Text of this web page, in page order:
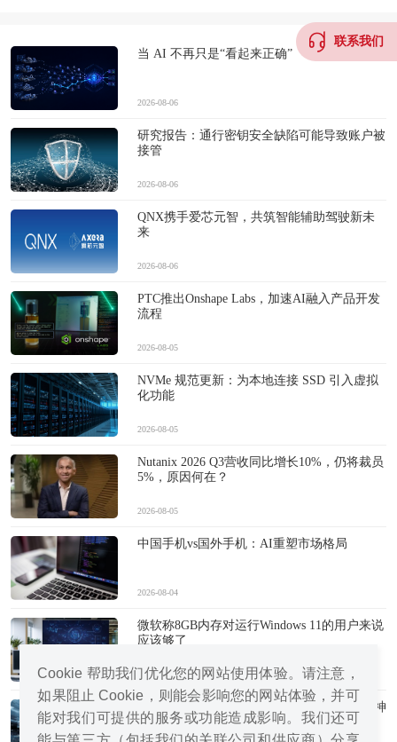
当 AI 不再只是“看起来正确”
2026-08-06
研究报告：通行密钥安全缺陷可能导致账户被
接管
2026-08-06
QNX携手爱芯元智，共筑智能辅助驾驶新未
来
2026-08-06
PTC推出Onshape Labs，加速AI融入产品开发
流程
2026-08-05
NVMe 规范更新：为本地连接 SSD 引入虚拟
化功能
2026-08-05
Nutanix 2026 Q3营收同比增长10%，仍将裁员
5%，原因何在？
2026-08-05
中国手机vs国外手机：AI重塑市场格局
2026-08-04
微软称8GB内存对运行Windows 11的用户来说
应该够了
2026-08-04
迪拜烈日黄沙中，AI、服务器农场与乐观精神
竞相绽放
联系我们
Cookie 帮助我们优化您的网站使用体验。请注意，
如果阻止 Cookie，则能会影响您的网站体验，并可
能对我们可提供的服务或功能造成影响。我们还可